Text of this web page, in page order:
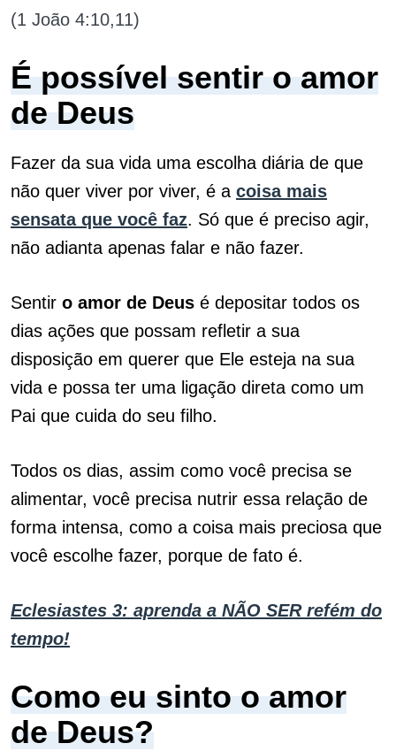
(1 João 4:10,11)
É possível sentir o amor
de Deus
Fazer da sua vida uma escolha diária de que
não quer viver por viver, é a coisa mais
sensata que você faz. Só que é preciso agir,
não adianta apenas falar e não fazer.
Sentir o amor de Deus é depositar todos os
dias ações que possam refletir a sua
disposição em querer que Ele esteja na sua
vida e possa ter uma ligação direta como um
Pai que cuida do seu filho.
Todos os dias, assim como você precisa se
alimentar, você precisa nutrir essa relação de
forma intensa, como a coisa mais preciosa que
você escolhe fazer, porque de fato é.
Eclesiastes 3: aprenda a NÃO SER refém do
tempo!
Como eu sinto o amor
de Deus?